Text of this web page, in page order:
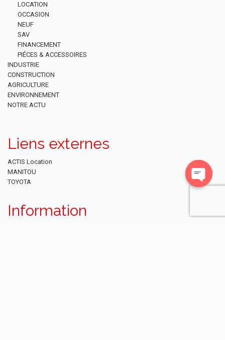
LOCATION
OCCASION
NEUF
SAV
FINANCEMENT
PIÉCES & ACCESSOIRES
INDUSTRIE
CONSTRUCTION
AGRICULTURE
ENVIRONNEMENT
NOTRE ACTU
Liens externes
ACTIS Location
MANITOU
TOYOTA
Information
Open